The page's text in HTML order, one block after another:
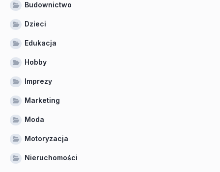
Budownictwo
Dzieci
Edukacja
Hobby
Imprezy
Marketing
Moda
Motoryzacja
Nieruchomości